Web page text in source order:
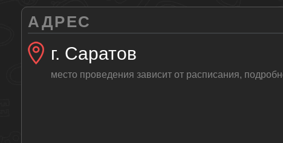
АДРЕС
г. Саратов
место проведения зависит от расписания,